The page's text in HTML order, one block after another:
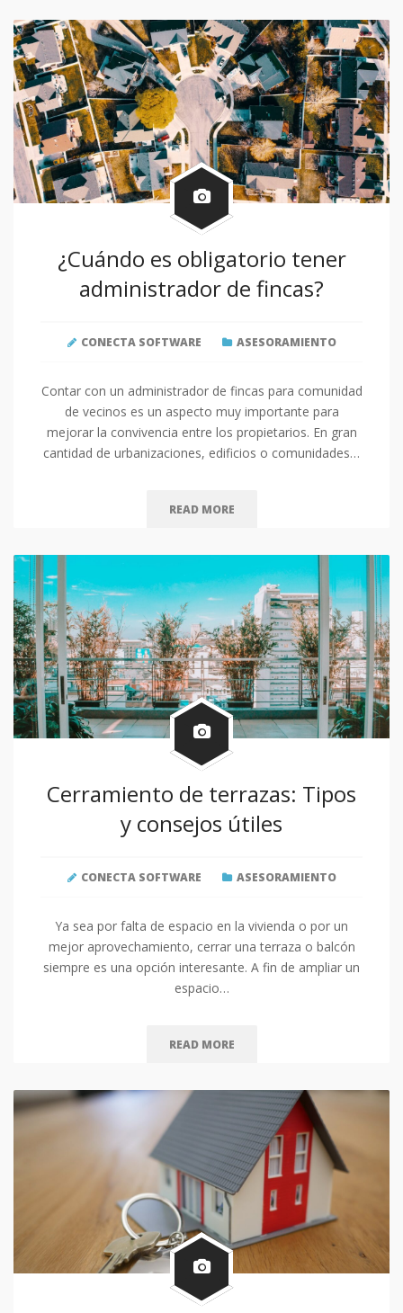
¿Cuándo es obligatorio tener
administrador de fincas?
CONECTA SOFTWARE ASESORAMIENTO
Contar con un administrador de fincas para comunidad
de vecinos es un aspecto muy importante para
mejorar la convivencia entre los propietarios. En gran
cantidad de urbanizaciones, edificios o comunidades…
READ MORE
Cerramiento de terrazas: Tipos
y consejos útiles
CONECTA SOFTWARE ASESORAMIENTO
Ya sea por falta de espacio en la vivienda o por un
mejor aprovechamiento, cerrar una terraza o balcón
siempre es una opción interesante. A fin de ampliar un
espacio…
READ MORE